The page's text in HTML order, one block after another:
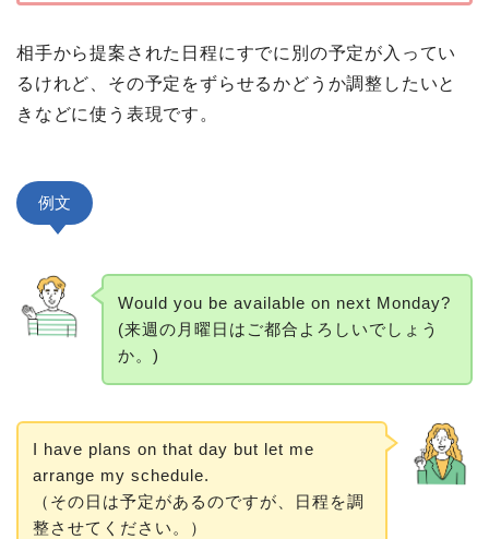
相手から提案された日程にすでに別の予定が入ってい
るけれど、その予定をずらせるかどうか調整したいと
きなどに使う表現です。
例文
Would you be available on next Monday?
(来週の月曜日はご都合よろしいでしょう
か。)
I have plans on that day but let me
arrange my schedule.
（その日は予定があるのですが、日程を調
整させてください。）